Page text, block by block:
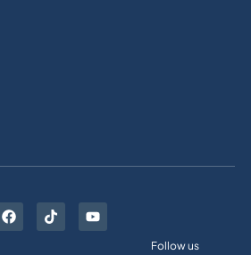
Follow us